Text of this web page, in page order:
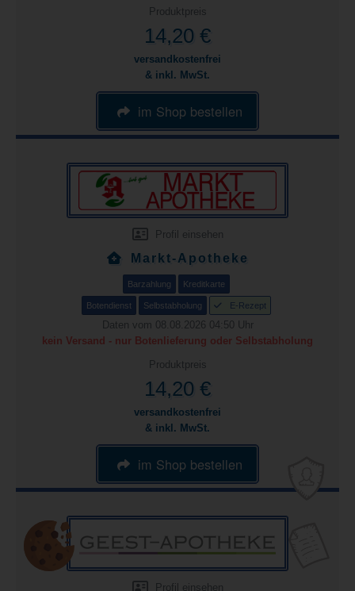
Produktpreis
14,20 €
versandkostenfrei
& inkl. MwSt.
im Shop bestellen
Profil einsehen
Markt-Apotheke
Barzahlung Kreditkarte
Botendienst Selbstabholung E-Rezept
Daten vom 08.08.2026 04:50 Uhr
kein Versand - nur Botenlieferung oder Selbstabholung
Produktpreis
14,20 €
versandkostenfrei
& inkl. MwSt.
im Shop bestellen
Profil einsehen